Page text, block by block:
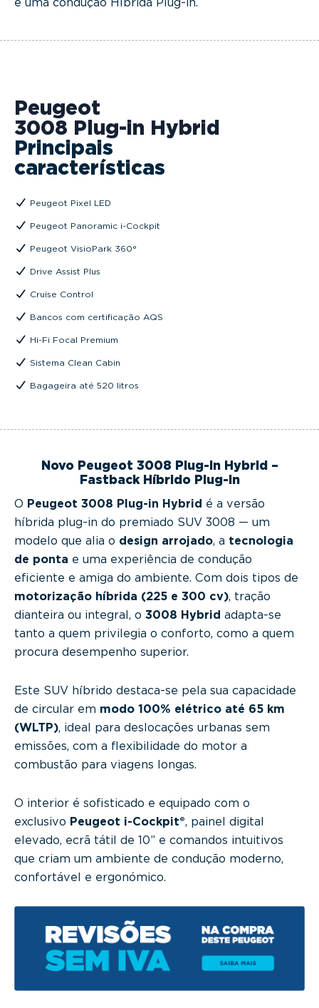
Peugeot
3008 Plug-in Hybrid
Principais
características
Peugeot Pixel LED
Peugeot Panoramic i-Cockpit
Peugeot VisioPark 360°
Drive Assist Plus
Cruise Control
Bancos com certificação AQS
Hi-Fi Focal Premium
Sistema Clean Cabin
Bagageira até 520 litros
Novo Peugeot 3008 Plug-in Hybrid –
Fastback Híbrido Plug-in
O Peugeot 3008 Plug-in Hybrid é a versão
híbrida plug-in do premiado SUV 3008 — um
modelo que alia o design arrojado, a tecnologia
de ponta e uma experiência de condução
eficiente e amiga do ambiente. Com dois tipos de
motorização híbrida (225 e 300 cv), tração
dianteira ou integral, o 3008 Hybrid adapta-se
tanto a quem privilegia o conforto, como a quem
procura desempenho superior.
Este SUV híbrido destaca-se pela sua capacidade
de circular em modo 100% elétrico até 65 km
(WLTP), ideal para deslocações urbanas sem
emissões, com a flexibilidade do motor a
combustão para viagens longas.
O interior é sofisticado e equipado com o
exclusivo Peugeot i-Cockpit®, painel digital
elevado, ecrã tátil de 10” e comandos intuitivos
que criam um ambiente de condução moderno,
confortável e ergonómico.